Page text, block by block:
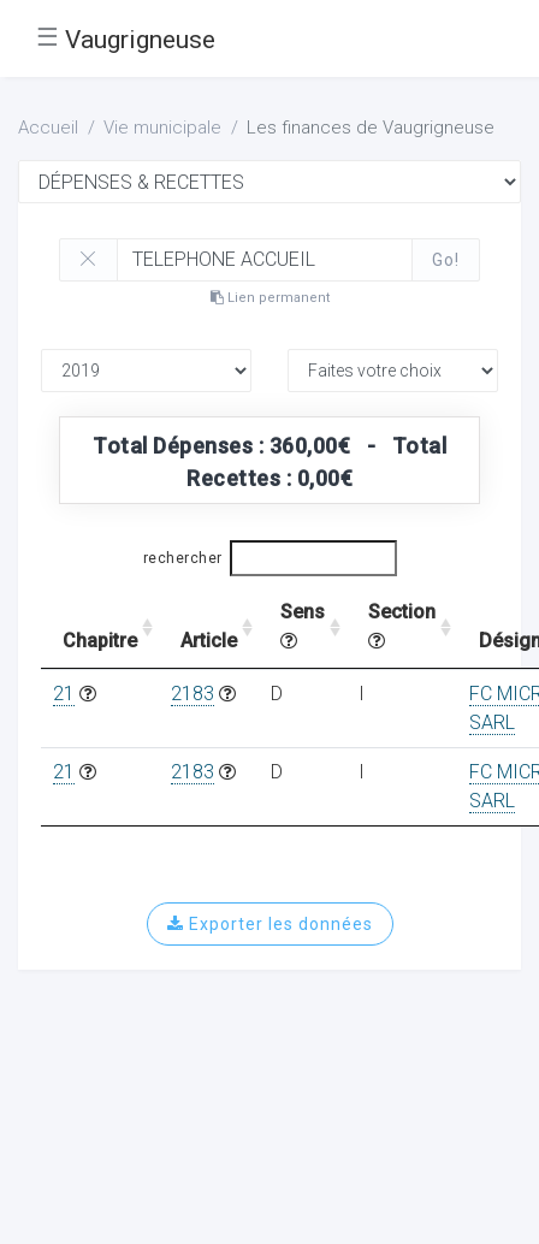
☰ Vaugrigneuse
Accueil Vie municipale Les finances de Vaugrigneuse
Go!
Lien permanent
Total Dépenses : 360,00€ - Total
Recettes : 0,00€
rechercher
Chapitre Article
Sens
Section
21 2183 D I
FC
SARL
21 2183 D I
FC
SARL
Exporter les données